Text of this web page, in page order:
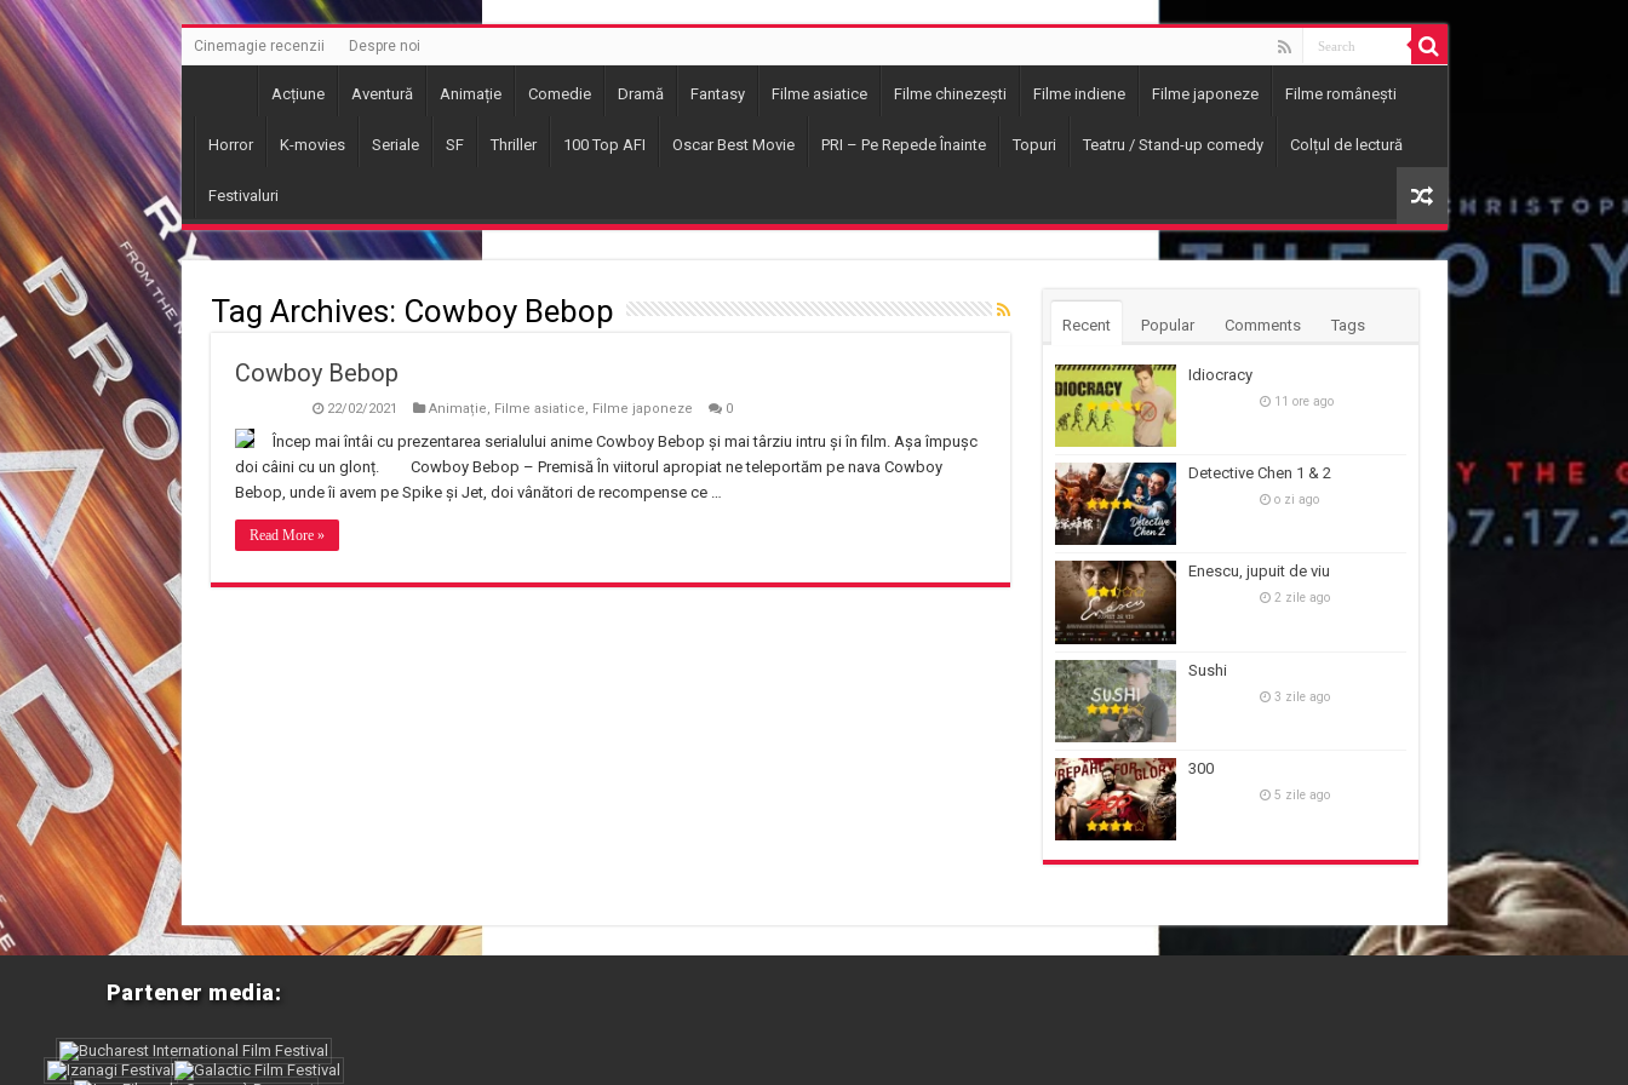
Cinemagie recenzii Despre noi
Acțiune Aventură Animație Comedie Dramă Fantasy Filme asiatice Filme chinezești Filme indiene Filme japoneze Filme românești
Horror K-movies Seriale SF Thriller 100 Top AFI Oscar Best Movie PRI – Pe Repede Înainte Topuri Teatru / Stand-up comedy Colțul de lectură
Festivaluri
Tag Archives: Cowboy Bebop
Cowboy Bebop
22/02/2021 Animație, Filme asiatice, Filme japoneze 0
Încep mai întâi cu prezentarea serialului anime Cowboy Bebop și mai târziu intru și în film. Așa împușc
doi câini cu un glonț.
Cowboy Bebop – Premisă În viitorul apropiat ne teleportăm pe nava Cowboy
Bebop, unde îi avem pe Spike și Jet, doi vânători de recompense ce …
Read More »
Recent Popular Comments Tags
Idiocracy
11 ore ago
Detective Chen 1 & 2
o zi ago
Enescu, jupuit de viu
2 zile ago
Sushi
3 zile ago
300
5 zile ago
Partener media: